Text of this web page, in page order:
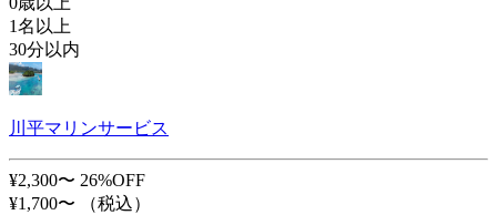
1名以上
30分以内
川平マリンサービス
¥2,300〜 26%OFF
¥1,700〜
（税込）